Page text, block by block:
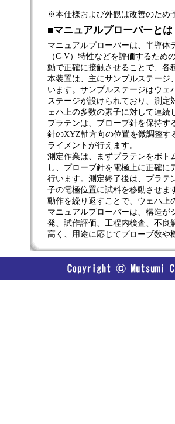
※本仕様および外観は改善のため
■マニュアルプローバーとは
マニュアルプローバーは、半導体
（C-V）特性などを評価するた
動で正確に接触させることで、各
本装置は、主にサンプルステージ
います。サンプルステージはウ
ステージが設けられており、測定
ェハ上の多数の素子に対して連続
プラテンは、プローブ針を保持す
針のXYZ軸方向の位置を微調整す
ライメントが行えます。
測定作業は、まずプラテンをボト
し、プローブ針を電極上に正確
行います。測定終了後は、プラテ
子の電極位置に試料を移動させま
動作を繰り返すことで、ウェハ上
マニュアルプローバーは、構造が
発、試作評価、工程内検査、不良
高く、用途に応じてプローブ数や